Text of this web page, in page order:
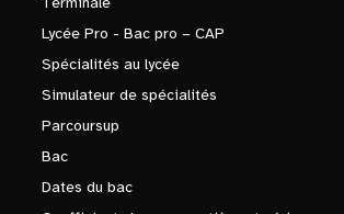
Lycée Pro - Bac pro – CAP
Spécialités au lycée
Simulateur de spécialités
Parcoursup
Bac
Dates du bac